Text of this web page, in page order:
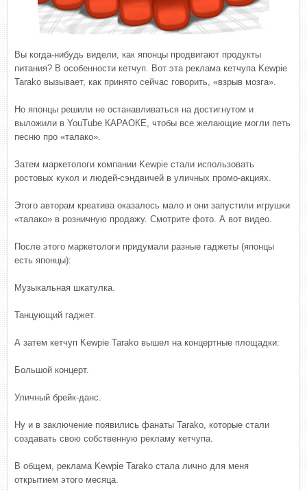
Вы когда-нибудь видели, как японцы продвигают продукты
питания? В особенности кетчуп. Вот эта реклама кетчупа Kewpie
Tarako вызывает, как принято сейчас говорить, «взрыв мозга».
Но японцы решили не останавливаться на достигнутом и
выложили в YouTube КАРАОКЕ, чтобы все желающие могли петь
песню про «талако».
Затем маркетологи компании Kewpie стали использовать
ростовых кукол и людей-сэндвичей в уличных промо-акциях.
Этого авторам креатива оказалось мало и они запустили игрушки
«талако» в розничную продажу. Смотрите фото. А вот видео.
После этого маркетологи придумали разные гаджеты (японцы
есть японцы):
Музыкальная шкатулка.
Танцующий гаджет.
А затем кетчуп Kewpie Tarako вышел на концертные площадки:
Большой концерт.
Уличный брейк-данс.
Ну и в заключение появились фанаты Tarako, которые стали
создавать свою собственную рекламу кетчупа.
В общем, реклама Kewpie Tarako стала лично для меня
открытием этого месяца.